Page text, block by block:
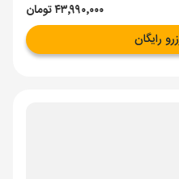
۴۳٬۹۹۰٬۰۰۰ تومان
رایگان